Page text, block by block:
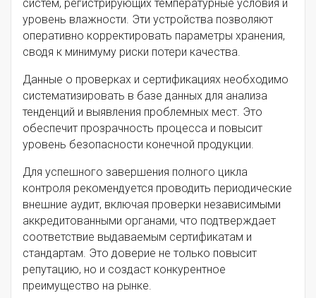
систем, регистрирующих температурные условия и
уровень влажности. Эти устройства позволяют
оперативно корректировать параметры хранения,
сводя к минимуму риски потери качества.
Данные о проверках и сертификациях необходимо
систематизировать в базе данных для анализа
тенденций и выявления проблемных мест. Это
обеспечит прозрачность процесса и повысит
уровень безопасности конечной продукции.
Для успешного завершения полного цикла
контроля рекомендуется проводить периодические
внешние аудит, включая проверки независимыми
аккредитованными органами, что подтверждает
соответствие выдаваемым сертификатам и
стандартам. Это доверие не только повысит
репутацию, но и создаст конкурентное
преимущество на рынке.